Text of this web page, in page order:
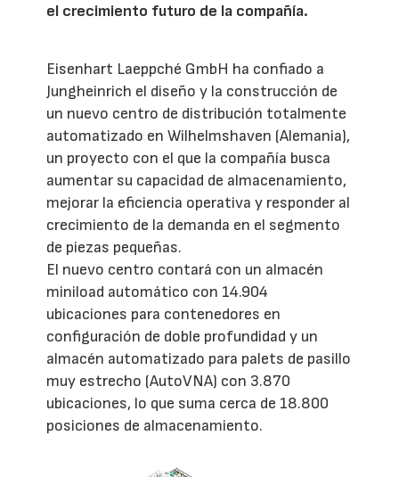
el crecimiento futuro de la compañía.
Eisenhart Laeppché GmbH ha confiado a
Jungheinrich el diseño y la construcción de
un nuevo centro de distribución totalmente
automatizado en Wilhelmshaven (Alemania),
un proyecto con el que la compañía busca
aumentar su capacidad de almacenamiento,
mejorar la eficiencia operativa y responder al
crecimiento de la demanda en el segmento
de piezas pequeñas.
El nuevo centro contará con un almacén
miniload automático con 14.904
ubicaciones para contenedores en
configuración de doble profundidad y un
almacén automatizado para palets de pasillo
muy estrecho (AutoVNA) con 3.870
ubicaciones, lo que suma cerca de 18.800
posiciones de almacenamiento.